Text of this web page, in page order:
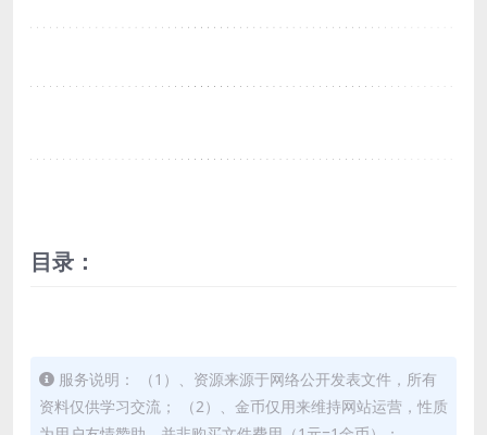
目录：
服务说明： （1）、资源来源于网络公开发表文件，所有
资料仅供学习交流； （2）、金币仅用来维持网站运营，性质